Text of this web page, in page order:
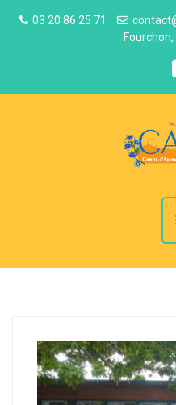
03 20 86 25 71